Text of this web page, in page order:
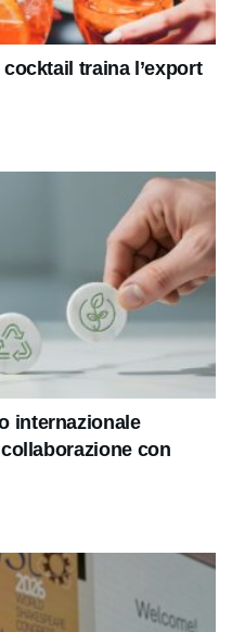
traina l’export
internazionale
con